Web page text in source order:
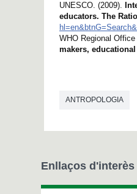
UNESCO. (2009).
educators. The
WHO Regional
makers,
ANTROPOLOGIA
Enllaços d'interès